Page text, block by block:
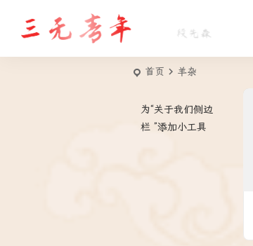
首页 羊杂
为“关于我们侧边
栏 ”添加小工具